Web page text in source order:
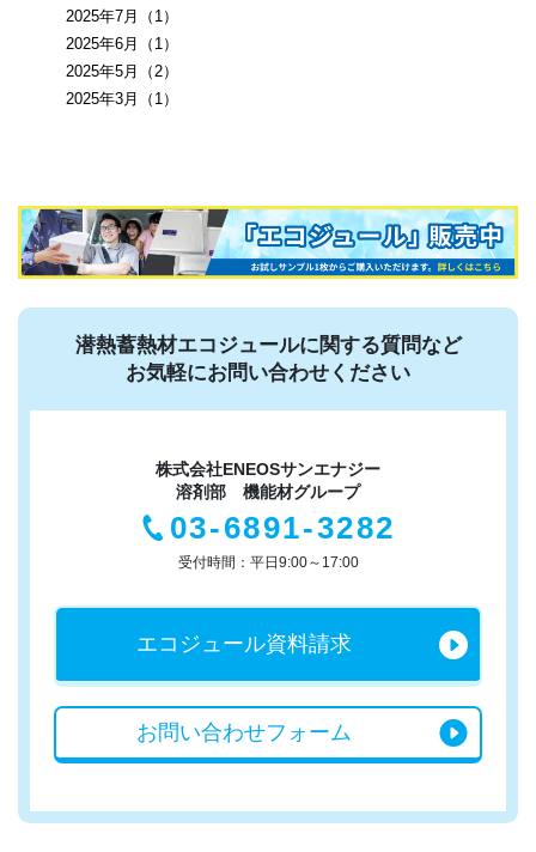
2025年7月（1）
2025年6月（1）
2025年5月（2）
2025年3月（1）
潜熱蓄熱材エコジュールに関する質問など
お気軽にお問い合わせください
株式会社ENEOSサンエナジー
溶剤部 機能材グループ
03-6891-3282
受付時間：平日9:00～17:00
エコジュール資料請求
お問い合わせフォーム